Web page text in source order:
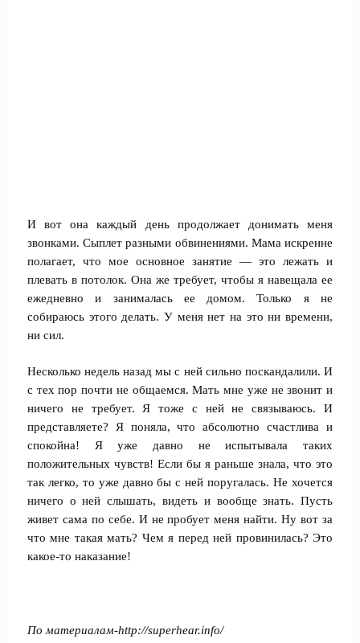
И вот она каждый день продолжает донимать меня
звонками. Сыплет разными обвинениями. Мама искренне
полагает, что мое основное занятие — это лежать и
плевать в потолок. Она же требует, чтобы я навещала ее
ежедневно и занималась ее домом. Только я не
собираюсь этого делать. У меня нет на это ни времени,
ни сил.
Несколько недель назад мы с ней сильно поскандалили. И
с тех пор почти не общаемся. Мать мне уже не звонит и
ничего не требует. Я тоже с ней не связываюсь. И
представляете? Я поняла, что абсолютно счастлива и
спокойна! Я уже давно не испытывала таких
положительных чувств! Если бы я раньше знала, что это
так легко, то уже давно бы с ней поругалась. Не хочется
ничего о ней слышать, видеть и вообще знать. Пусть
живет сама по себе. И не пробует меня найти. Ну вот за
что мне такая мать? Чем я перед ней провинилась? Это
какое-то наказание!
По материалам-http://superhear.info/